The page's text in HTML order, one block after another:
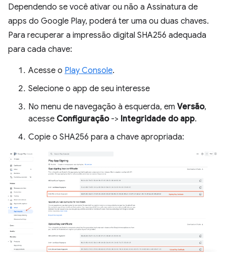
Dependendo se você ativar ou não a Assinatura de
apps do Google Play, poderá ter uma ou duas chaves.
Para recuperar a impressão digital SHA256 adequada
para cada chave:
Acesse o Play Console.
Selecione o app de seu interesse
No menu de navegação à esquerda, em Versão,
acesse Configuração-> Integridade do app.
Copie o SHA256 para a chave apropriada: